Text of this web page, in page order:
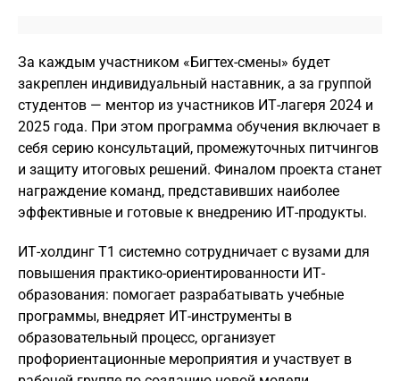
За каждым участником «Бигтех-смены» будет
закреплен индивидуальный наставник, а за группой
студентов — ментор из участников ИТ-лагеря 2024 и
2025 года. При этом программа обучения включает в
себя серию консультаций, промежуточных питчингов
и защиту итоговых решений. Финалом проекта станет
награждение команд, представивших наиболее
эффективные и готовые к внедрению ИТ-продукты.
ИТ-холдинг Т1 системно сотрудничает с вузами для
повышения практико-ориентированности ИТ-
образования: помогает разрабатывать учебные
программы, внедряет ИТ-инструменты в
образовательный процесс, организует
профориентационные мероприятия и участвует в